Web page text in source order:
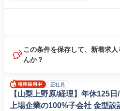
この条件を保存して、新着求
んか？
正社員
【山梨上野原/経理】年休125
上場企業の100%子会社 金型設